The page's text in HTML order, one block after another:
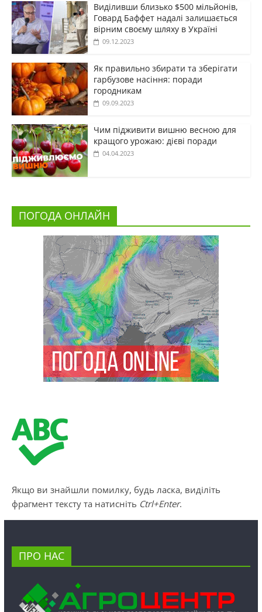
Виділивши близько $500 мільйонів,
Говард Баффет надалі залишається
вірним своєму шляху в Україні
09.12.2023
Як правильно збирати та зберігати
гарбузове насіння: поради
городникам
09.09.2023
Чим підживити вишню весною для
кращого урожаю: дієві поради
04.04.2023
ПОГОДА ОНЛАЙН
Якщо ви знайшли помилку, будь ласка, виділіть
фрагмент тексту та натисніть Ctrl+Enter.
ПРО НАС